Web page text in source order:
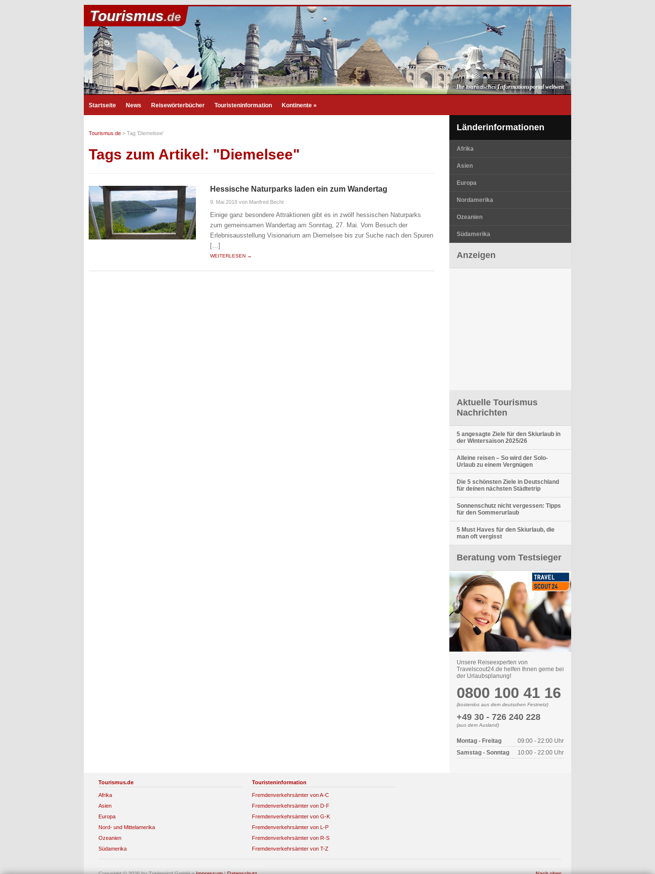
Tourismus.de
Ihr touristisches Informationsportal weltweit
Startseite News Reisewörterbücher Touristeninformation Kontinente »
Tourismus.de > Tag 'Diemelsee'
Tags zum Artikel: "Diemelsee"
Hessische Naturparks laden ein zum Wandertag
9. Mai 2018 von Manfred Becht
Einige ganz besondere Attraktionen gibt es in zwölf hessischen Naturparks
zum gemeinsamen Wandertag am Sonntag, 27. Mai. Vom Besuch der
Erlebnisausstellung Visionarium am Diemelsee bis zur Suche nach den Spuren
[…]
WEITERLESEN →
Länderinformationen
Afrika
Asien
Europa
Nordamerika
Ozeanien
Südamerika
Anzeigen
Aktuelle Tourismus
Nachrichten
5 angesagte Ziele für den Skiurlaub in
der Wintersaison 2025/26
Alleine reisen – So wird der Solo-
Urlaub zu einem Vergnügen
Die 5 schönsten Ziele in Deutschland
für deinen nächsten Städtetrip
Sonnenschutz nicht vergessen: Tipps
für den Sommerurlaub
5 Must Haves für den Skiurlaub, die
man oft vergisst
Beratung vom Testsieger
Unsere Reiseexperten von
Travelscout24.de helfen Ihnen gerne bei
der Urlaubsplanung!
0800 100 41 16
(kostenlos aus dem deutschen Festnetz)
+49 30 - 726 240 228
(aus dem Ausland)
Montag - Freitag
09:00 - 22:00 Uhr
Samstag - Sonntag
10:00 - 22:00 Uhr
Tourismus.de
Afrika
Asien
Europa
Nord- und Mittelamerika
Ozeanien
Südamerika
Touristeninformation
Fremdenverkehrsämter von A-C
Fremdenverkehrsämter von D-F
Fremdenverkehrsämter von G-K
Fremdenverkehrsämter von L-P
Fremdenverkehrsämter von R-S
Fremdenverkehrsämter von T-Z